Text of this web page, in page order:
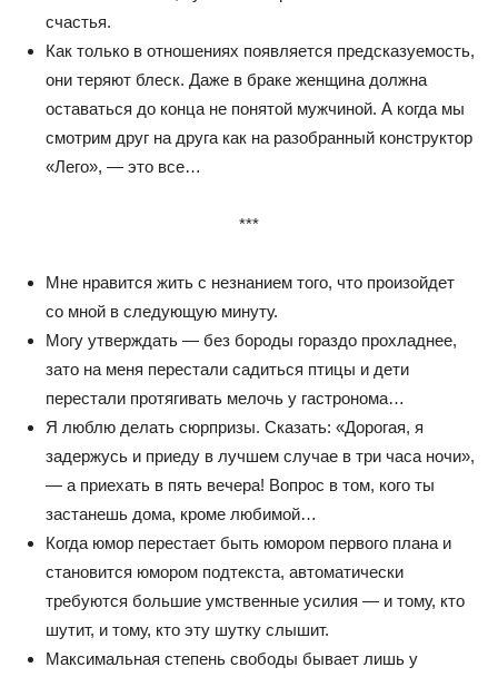
счастья.
Как только в отношениях появляется предсказуемость,
они теряют блеск. Даже в браке женщина должна
оставаться до конца не понятой мужчиной. А когда мы
смотрим друг на друга как на разобранный конструктор
«Лего», — это все…
***
Мне нравится жить с незнанием того, что произойдет
со мной в следующую минуту.
Могу утверждать — без бороды гораздо прохладнее,
зато на меня перестали садиться птицы и дети
перестали протягивать мелочь у гастронома…
Я люблю делать сюрпризы. Сказать: «Дорогая, я
задержусь и приеду в лучшем случае в три часа ночи»,
— а приехать в пять вечера! Вопрос в том, кого ты
застанешь дома, кроме любимой…
Когда юмор перестает быть юмором первого плана и
становится юмором подтекста, автоматически
требуются большие умственные усилия — и тому, кто
шутит, и тому, кто эту шутку слышит.
Максимальная степень свободы бывает лишь у